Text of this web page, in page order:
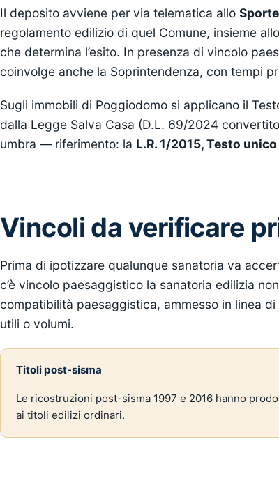
Il deposito avviene per via telematica allo
regolamento edilizio di quel Comune, insieme
che determina l’esito. In presenza di vincolo
coinvolge anche la Soprintendenza, con tempi
Sugli immobili di Poggiodomo si applicano il
dalla Legge Salva Casa (D.L. 69/2024
umbra — riferimento: la L.R. 1/2015, Testo
Vincoli da verificare
Prima di ipotizzare qualunque sanatoria va
c’è vincolo paesaggistico la sanatoria edilizia
compatibilità paesaggistica, ammesso in linea
utili o volumi.
Titoli post-sisma
Le ricostruzioni post-sisma 1997 e 2016 hanno
ai titoli edilizi ordinari.